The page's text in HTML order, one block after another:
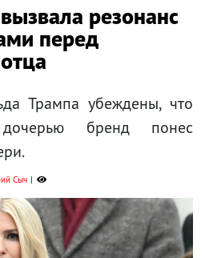
резонанс
перед
Трампа убеждены, что
бренд понес
Сыч